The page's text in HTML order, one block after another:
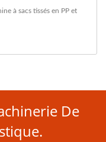
à sacs tissés en PP et
De